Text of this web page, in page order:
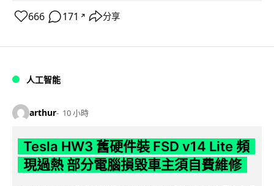
666 171 ↗ 分享
人工智能
arthur 10 小時
Tesla HW3 舊硬件裝 FSD v14 Lite 頻
現過熱 部分電腦損毀車主須自費維修